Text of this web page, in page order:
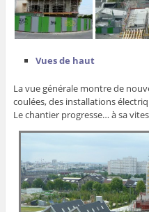
Vues de haut
La vue générale montre de
coulées, des installations
Le chantier progresse… à sa